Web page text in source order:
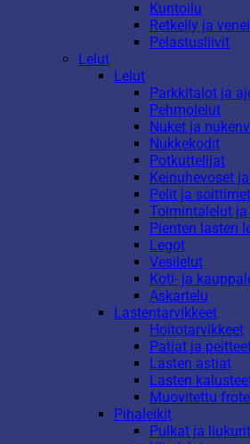
Kuntoilu
Retkeily ja
Pelastusliivit
Lelut
Lelut
Parkkitalot ja
Pehmolelut
Nuket ja
Nukkekodit
Potkuttelijat
Keinuhevoset
Pelit ja soittimet
Toimintalelut
Pienten lasten
Legot
Vesilelut
Koti- ja
Askartelu
Lastentarvikkeet
Hoitotarvikkeet
Patjat ja
Lasten astiat
Lasten
Muovitettu
Pihaleikit
Pulkat ja liukurit